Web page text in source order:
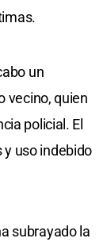
un
vecino, quien
policial. El
uso indebido
subrayado la